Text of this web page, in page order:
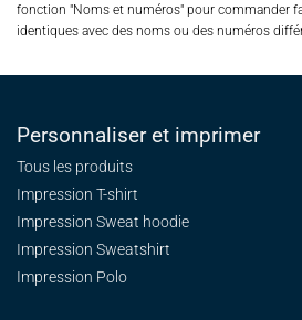
fonction "Noms et numéros" pour commander
identiques avec des noms ou des numéros
Personnaliser et imprimer
Tous les produits
Impression T-shirt
Impression Sweat hoodie
Impression Sweatshirt
Impression Polo